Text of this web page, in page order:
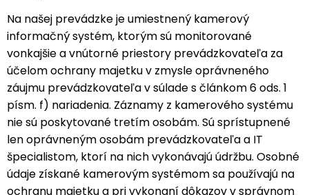
Na našej prevádzke je umiestnený kamerový
informačný systém, ktorým sú monitorované
vonkajšie a vnútorné priestory prevádzkovateľa za
účelom ochrany majetku v zmysle oprávneného
záujmu prevádzkovateľa v súlade s článkom 6 ods. 1
písm. f) nariadenia. Záznamy z kamerového systému
nie sú poskytované tretím osobám. Sú sprístupnené
len oprávneným osobám prevádzkovateľa a IT
špecialistom, ktorí na nich vykonávajú údržbu. Osobné
údaje získané kamerovým systémom sa používajú na
ochranu majetku a pri vykonaní dôkazov v správnom